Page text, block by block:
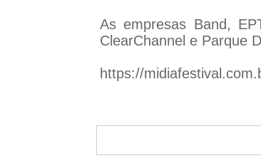
As empresas Band,
ClearChannel e Parque
https://